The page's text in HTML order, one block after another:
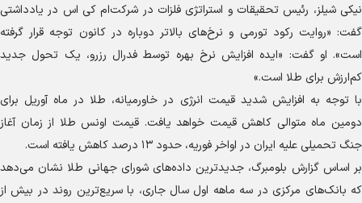
نیکی شیلز، رئیس تحقیقات و استراتژی فلزات در شرکت‌ام کی اس در یادداشتی
گفت: «روایت رکود تورمی و نرخ‌های بالاتر دوباره در کانون توجه قرار گرفته
است». او گفت: «ایده افزایش نرخ بهره توسط فدرال رزرو، یک تحول جدید
کم‌ارزش برای طلا است.»
با توجه به افزایش شدید قیمت انرژی در خاورمیانه، طلا در ماه آوریل برای
دومین ماه متوالی کاهش قیمت خواهد یافت. قیمت اونس طلا از زمان آغاز
جنگ تحمیلی علیه ایران در اواخر فوریه، حدود ۱۳ درصد کاهش یافته است.
بر اساس گزارش بلومبرگ، جدیدترین داده‌های شورای جهانی طلا نشان می‌دهد
که بانک‌های مرکزی در سه ماهه اول سال جاری، با سریع‌ترین روند در بیش از